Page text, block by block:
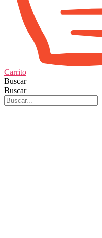
Carrito
Buscar
Buscar